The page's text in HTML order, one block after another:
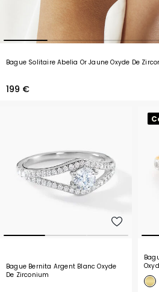
Bague Solitaire Abelia Or Jaune Oxyde De
199 €
Bague Bernita Argent Blanc Oxyde
De Zirconium